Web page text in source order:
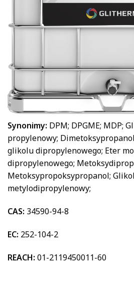
Synonimy: DPM; DPGME; MDP;
propylenowy;
glikolu dipropylenowego; Eter
dipropylenowego;
Metoksypropoksypropanol; Glikol
metylodipropylenowy;
CAS: 34590-94-8
EC: 252-104-2
REACH: 01-2119450011-60